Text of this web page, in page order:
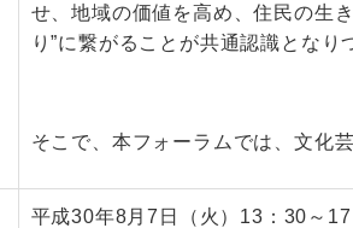
せ、地域の価値を高め、住民の生
り”に繋がることが共通認識となり
そこで、本フォーラムでは、文化
平成30年8月7日（火）13：30～